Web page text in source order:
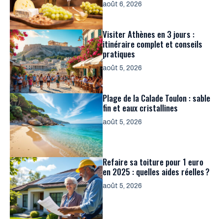
août 6, 2026
Visiter Athènes en 3 jours :
itinéraire complet et conseils
pratiques
août 5, 2026
Plage de la Calade Toulon : sable
fin et eaux cristallines
août 5, 2026
Refaire sa toiture pour 1 euro
en 2025 : quelles aides réelles ?
août 5, 2026